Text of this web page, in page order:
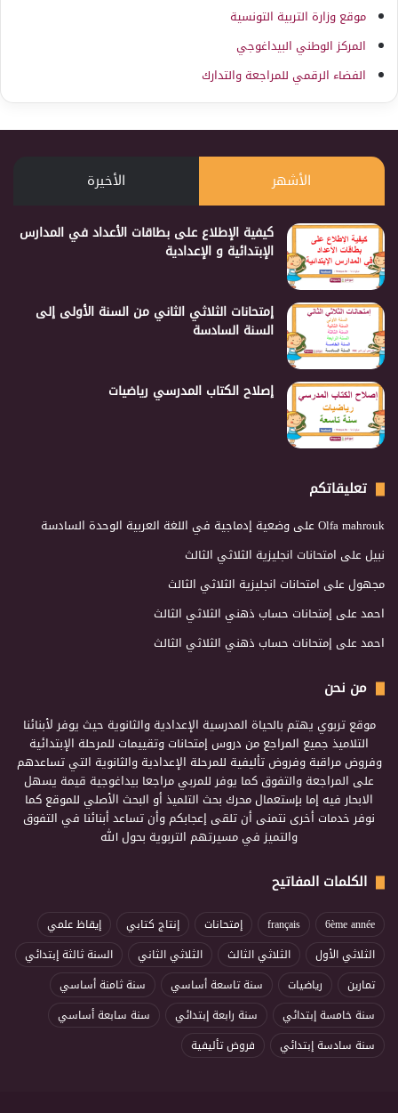
موقع وزارة التربية التونسية
المركز الوطني البيداغوجي
الفضاء الرقمي للمراجعة والتدارك
الأشهر الأخيرة
كيفية الإطلاع على بطاقات الأعداد في المدارس
الإبتدائية و الإعدادية
إمتحانات الثلاثي الثاني من السنة الأولى إلى
السنة السادسة
إصلاح الكتاب المدرسي رياضيات
تعليقاتكم
Olfa mahroukعلى وضعية إدماجية في اللغة العربية الوحدة السادسة
نبيلعلى امتحانات انجليزية الثلاثي الثالث
مجهولعلى امتحانات انجليزية الثلاثي الثالث
احمدعلى إمتحانات حساب ذهني الثلاثي الثالث
احمدعلى إمتحانات حساب ذهني الثلاثي الثالث
من نحن
موقع تربوي يهتم بالحياة المدرسية الإعدادية والثانوية حيث يوفر لأبنائنا
التلاميذ جميع المراجع من دروس إمتحانات وتقييمات للمرحلة الإبتدائية
وفروض مراقبة وفروض تأليفية للمرحلة الإعدادية والثانوية التي تساعدهم
على المراجعة والتفوق كما يوفر للمربي مراجعا بيداغوجية قيمة يسهل
الابحار فيه إما بإستعمال محرك بحث التلميذ أو البحث الأصلي للموقع كما
نوفر خدمات أخرى نتمنى أن تلقى إعجابكم وأن تساعد أبنائنا في التفوق
والتميز في مسيرتهم التربوية بحول الله
الكلمات المفاتيح
6ème année
français إمتحانات إنتاج كتابي
إيقاظ علمي
الثلاثي الأول
الثلاثي الثالث الثلاثي الثاني
السنة ثالثة إبتدائي
تمارين
رياضيات سنة تاسعة أساسي
سنة ثامنة أساسي
سنة خامسة إبتدائي
سنة رابعة إبتدائي
سنة سابعة أساسي
سنة سادسة إبتدائي
فروض تأليفية